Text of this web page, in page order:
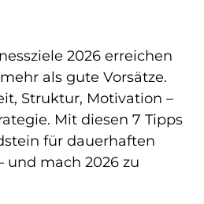
2026 erreichen
als gute Vorsätze.
Struktur, Motivation –
Mit diesen 7 Tipps
für dauerhaften
und mach 2026 zu